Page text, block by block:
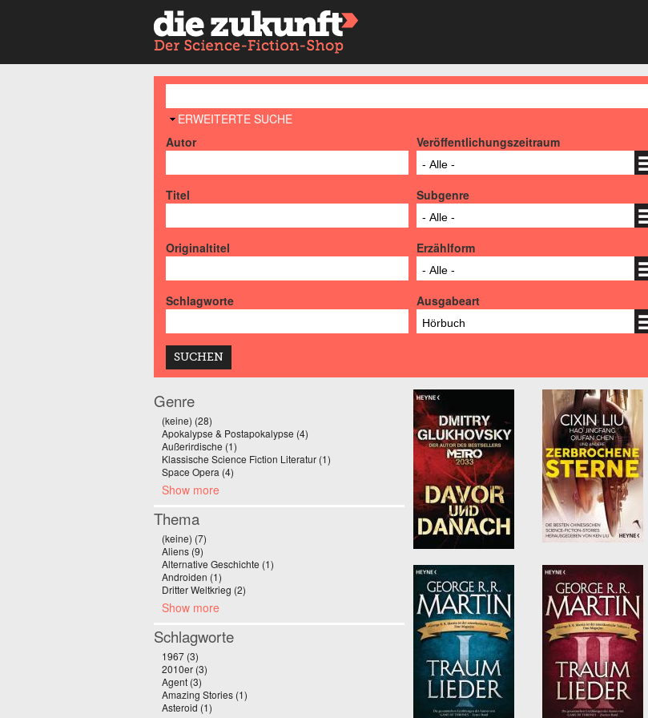
AUSBLENDEN
ERWEITERTE SUCHE
Autor
Veröffentlichungszeitraum
- Alle -
Titel Subgenre
- Alle -
Originaltitel Erzählform
- Alle -
Schlagworte Ausgabeart
Hörbuch
Seiten
Genre
(keine) (28)
Apokalypse & Postapokalypse (4) Apply Apokalypse & Postapokalypse filter
Außerirdische (1)
Klassische Science Fiction Literatur (1) Apply Klassische Science Fiction Literatur filter
Space Opera (4)
Show more
Thema
(keine) (7)
Aliens (9)
Alternative Geschichte (1) Apply Alternative Geschichte filter
Androiden (1)
Dritter Weltkrieg (2)
Show more
Schlagworte
1967 (3)
2010er (3)
Agent (3)
Amazing Stories (1)
Asteroid (1)